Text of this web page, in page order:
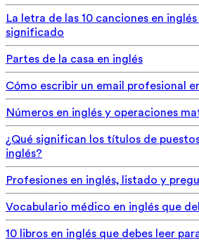
La letra de las 10 canciones en
significado
Partes de la casa en inglés
Cómo escribir un email profesional
Números en inglés y operaciones
¿Qué significan los títulos de
inglés?
Profesiones en inglés, listado y
Vocabulario médico en inglés que
10 libros en inglés que debes leer